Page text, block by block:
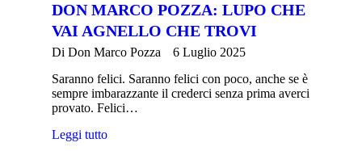
DON MARCO POZZA: LUPO CHE
VAI AGNELLO CHE TROVI
Di Don Marco Pozza
6 Luglio 2025
Saranno felici. Saranno felici con poco, anche se è
sempre imbarazzante il crederci senza prima averci
provato. Felici…
Leggi tutto